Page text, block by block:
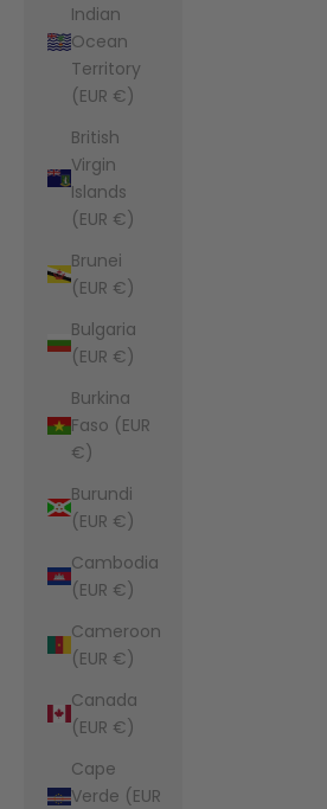
Indian
Ocean
Territory
(EUR €)
British
Virgin
Islands
(EUR €)
Brunei
(EUR €)
Bulgaria
(EUR €)
Burkina
Faso (EUR
€)
Burundi
(EUR €)
Cambodia
(EUR €)
Cameroon
(EUR €)
Canada
(EUR €)
Cape
Verde (EUR